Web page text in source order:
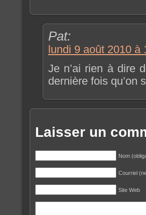
Pat:
lundi 9 août 2010 à
Je n’ai rien à dire
dernière fois qu’on
Laisser un
Nom
Courriel
Site Web